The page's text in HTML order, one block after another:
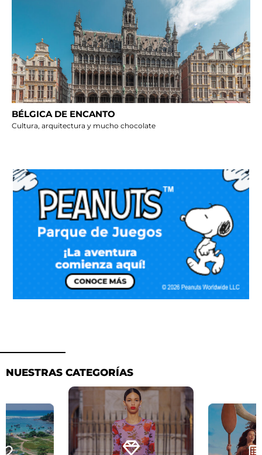
BÉLGICA DE ENCANTO
Cultura, arquitectura y mucho chocolate
NUESTRAS CATEGORÍAS